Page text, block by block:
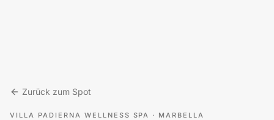
Zurück zum Spot
VILLA PADIERNA WELLNESS SPA · MARBELLA